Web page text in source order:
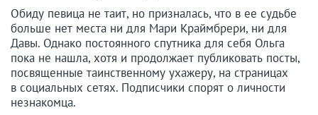
Обиду певица не таит, но призналась, что в ее судьбе
больше нет места ни для Мари Краймбрери, ни для
Давы. Однако постоянного спутника для себя Ольга
пока не нашла, хотя и продолжает публиковать посты,
посвященные таинственному ухажеру, на страницах
в социальных сетях. Подписчики спорят о личности
незнакомца.